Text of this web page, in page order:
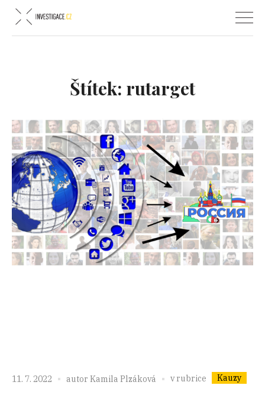
Štítek: rutarget
11. 7. 2022 autor Kamila Plzáková v rubrice Kauzy